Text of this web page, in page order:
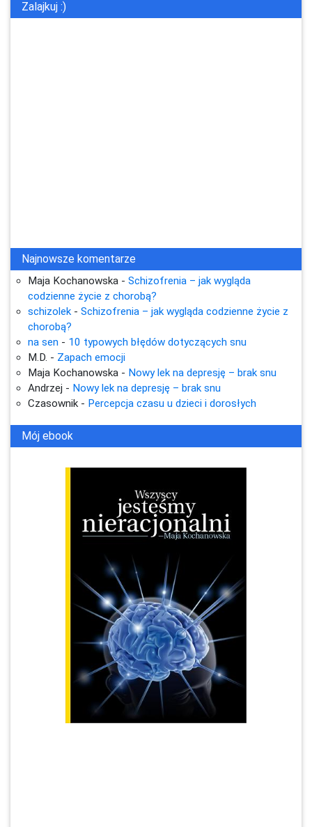
Zalajkuj :)
Najnowsze komentarze
Maja Kochanowska - Schizofrenia – jak wygląda
codzienne życie z chorobą?
schizolek - Schizofrenia – jak wygląda codzienne życie z
chorobą?
na sen - 10 typowych błędów dotyczących snu
M.D. - Zapach emocji
Maja Kochanowska - Nowy lek na depresję – brak snu
Andrzej - Nowy lek na depresję – brak snu
Czasownik - Percepcja czasu u dzieci i dorosłych
Mój ebook